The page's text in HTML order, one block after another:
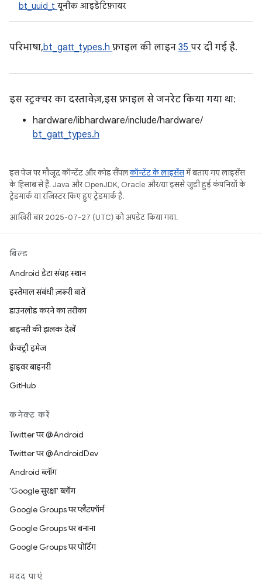
bt_uuid_t यूनीक आइडेंटिफ़ायर
परिभाषा,bt_gatt_types.h फ़ाइल की लाइन 35 पर दी गई है.
इस स्ट्रक्चर का दस्तावेज़, इस फ़ाइल से जनरेट किया गया था:
hardware/libhardware/include/hardware/
bt_gatt_types.h
इस पेज पर मौजूद कॉन्टेंट और कोड सैंपलकॉन्टेंट के लाइसेंसमें बताए गए लाइसेंस
के हिसाब से हैं. Java और OpenJDK, Oracle और/या इससे जुड़ी हुई कंपनियों के
ट्रेडमार्क या रजिस्टर किए हुए ट्रेडमार्क हैं.
आखिरी बार 2025-07-27 (UTC) को अपडेट किया गया.
बिल्ड
Android डेटा संग्रह स्थान
इस्तेमाल संबंधी ज़रूरी बातें
डाउनलोड करने का तरीका
बाइनरी की झलक देखें
फ़ैक्ट्री इमेज
ड्राइवर बाइनरी
GitHub
कनेक्ट करें
Twitter पर @Android
Twitter पर @AndroidDev
Android ब्लॉग
'Google सुरक्षा' ब्लॉग
Google Groups पर प्लैटफ़ॉर्म
Google Groups पर बनाना
Google Groups पर पोर्टिंग
मदद पाएं